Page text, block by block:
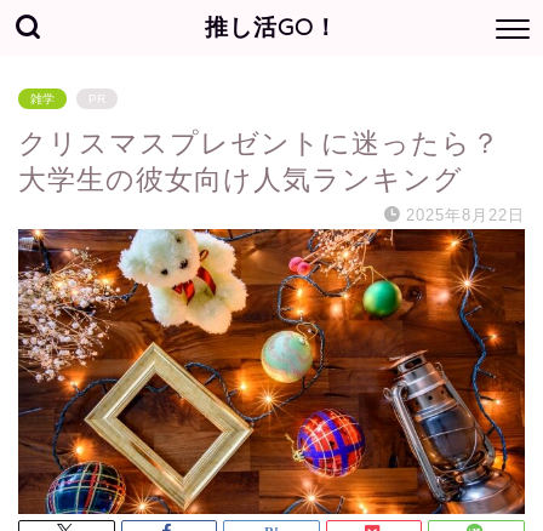
推し活GO！
雑学 PR
クリスマスプレゼントに迷ったら？
大学生の彼女向け人気ランキング
2025年8月22日